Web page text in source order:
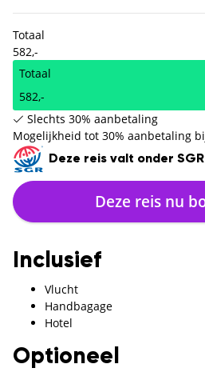
Totaal
582,-
Totaal
582,-
Slechts 30% aanbetaling
Mogelijkheid tot 30% aanbetaling
Deze reis valt onder
Deze reis nu
Inclusief
Vlucht
Handbagage
Hotel
Optioneel